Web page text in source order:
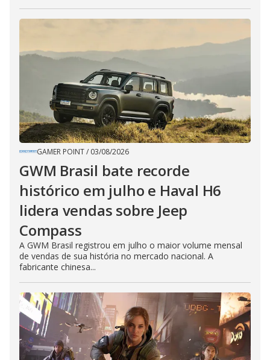
GAMER POINT/ 03/08/2026
GWM Brasil bate recorde
histórico em julho e Haval H6
lidera vendas sobre Jeep
Compass
A GWM Brasil registrou em julho o maior volume mensal
de vendas de sua história no mercado nacional. A
fabricante chinesa...